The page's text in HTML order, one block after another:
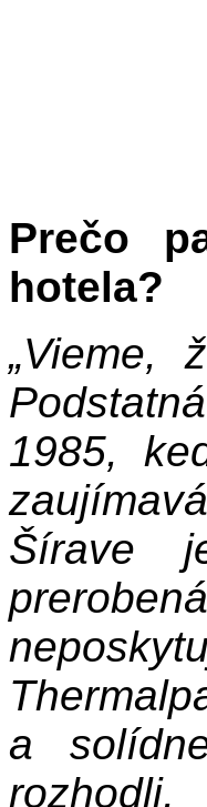
Prečo
hotela?
„Vieme,
1985,
Šírave
a